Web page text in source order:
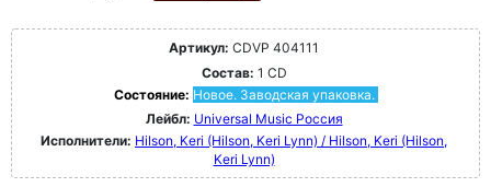
Артикул: CDVP 404111
Состав: 1 CD
Состояние: Новое. Заводская упаковка.
Лейбл: Universal Music Россия
Исполнители: Hilson, Keri (Hilson, Keri Lynn) / Hilson, Keri (Hilson,
Keri Lynn)